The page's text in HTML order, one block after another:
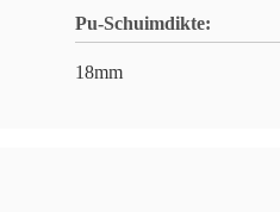
Pu-Schuimdikte:
18mm